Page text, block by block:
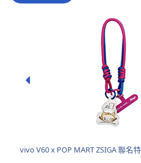
vivo V60 x POP MART ZSIGA 聯名